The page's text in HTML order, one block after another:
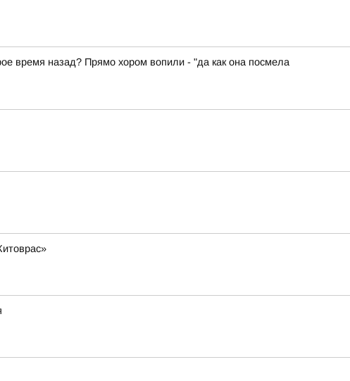
время назад? Прямо хором вопили - "да как она посмела